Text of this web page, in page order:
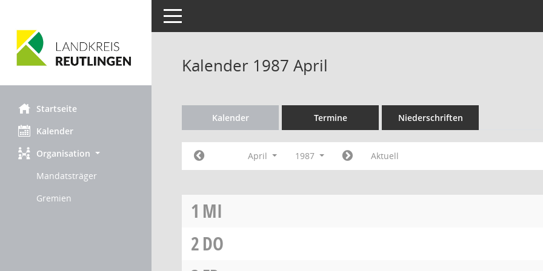
Startseite
Kalender
Organisation
Mandatsträger
Gremien
Toggle navigation
Kalender 1987 April
Kalender Termine Niederschriften
April 1987 Aktuell
1 MI
2DO